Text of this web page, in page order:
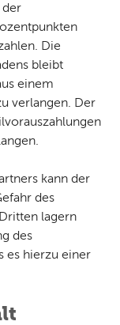
der
Die
bleibt
einem
verlangen. Der
kann der
des
lagern
des
es hierzu einer